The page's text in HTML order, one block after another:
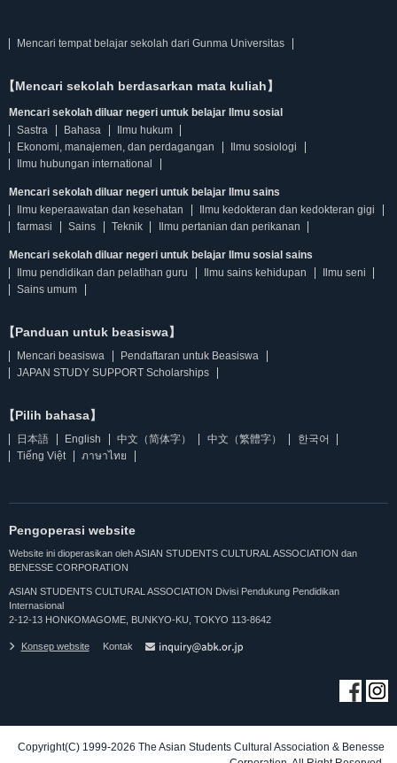
Mencari tempat belajar sekolah dari Gunma Universitas
【Mencari sekolah berdasarkan mata kuliah】
Mencari sekolah diluar negeri untuk belajar Ilmu sosial
Sastra
Bahasa
Ilmu hukum
Ekonomi, manajemen, dan perdagangan
Ilmu sosiologi
Ilmu hubungan international
Mencari sekolah diluar negeri untuk belajar Ilmu sains
Ilmu keperaawatan dan kesehatan
Ilmu kedokteran dan kedokteran gigi
farmasi
Sains Teknik Ilmu pertanian dan perikanan
Mencari sekolah diluar negeri untuk belajar Ilmu sosial sains
Ilmu pendidikan dan pelatihan guru
Ilmu sains kehidupan
Ilmu seni
Sains umum
【Panduan untuk beasiswa】
Mencari beasiswa
Pendaftaran untuk Beasiswa
JAPAN STUDY SUPPORT Scholarships
【Pilih bahasa】
日本語 English 中文（简体字） 中文（繁體字）
한국어
Tiếng Việt
ภาษาไทย
Pengoperasi website
Website ini dioperasikan oleh ASIAN STUDENTS CULTURAL ASSOCIATION dan
BENESSE CORPORATION
ASIAN STUDENTS CULTURAL ASSOCIATION Divisi Pendukung Pendidikan
Internasional
2-12-13 HONKOMAGOME, BUNKYO-KU, TOKYO 113-8642
Konsep website Kontak
Copyright(C) 1999-2026 The Asian Students Cultural Association & Benesse